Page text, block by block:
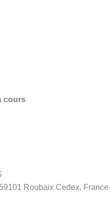
cours
Roubaix Cedex, France